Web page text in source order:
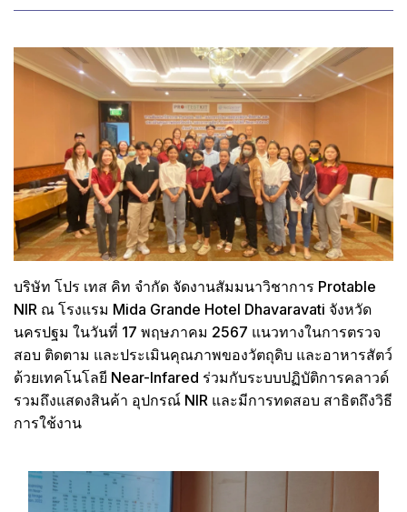
บริษัท โปร เทส คิท จำกัด จัดงานสัมมนาวิชาการ Protable
NIR ณ โรงแรม Mida Grande Hotel Dhavaravati จังหวัด
นครปฐม ในวันที่ 17 พฤษภาคม 2567 แนวทางในการตรวจ
สอบ ติดตาม และประเมินคุณภาพของวัตถุดิบ และอาหารสัตว์
ด้วยเทคโนโลยี Near-Infared ร่วมกับระบบปฏิบัติการคลาวด์
รวมถึงแสดงสินค้า อุปกรณ์ NIR และมีการทดสอบ สาธิตถึงวิธี
การใช้งาน